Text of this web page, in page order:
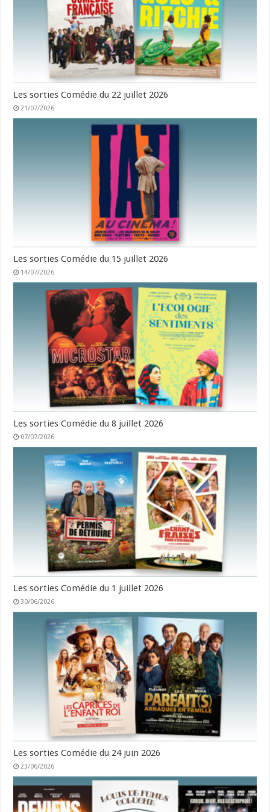
Les sorties Comédie du 22 juillet 2026
21/07/2026
Les sorties Comédie du 15 juillet 2026
14/07/2026
Les sorties Comédie du 8 juillet 2026
07/07/2026
Les sorties Comédie du 1 juillet 2026
30/06/2026
Les sorties Comédie du 24 juin 2026
23/06/2026